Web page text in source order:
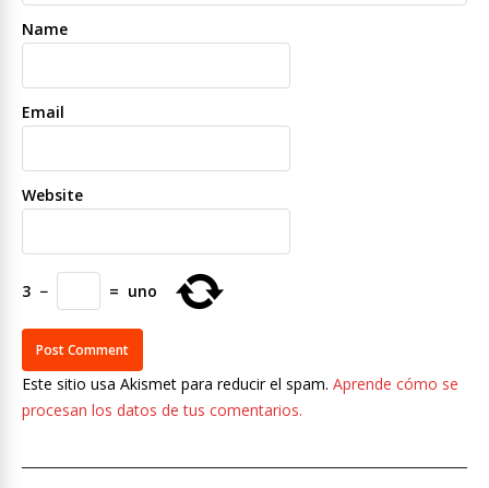
Name
Email
Website
3 − = uno
Este sitio usa Akismet para reducir el spam. Aprende cómo se
procesan los datos de tus comentarios.